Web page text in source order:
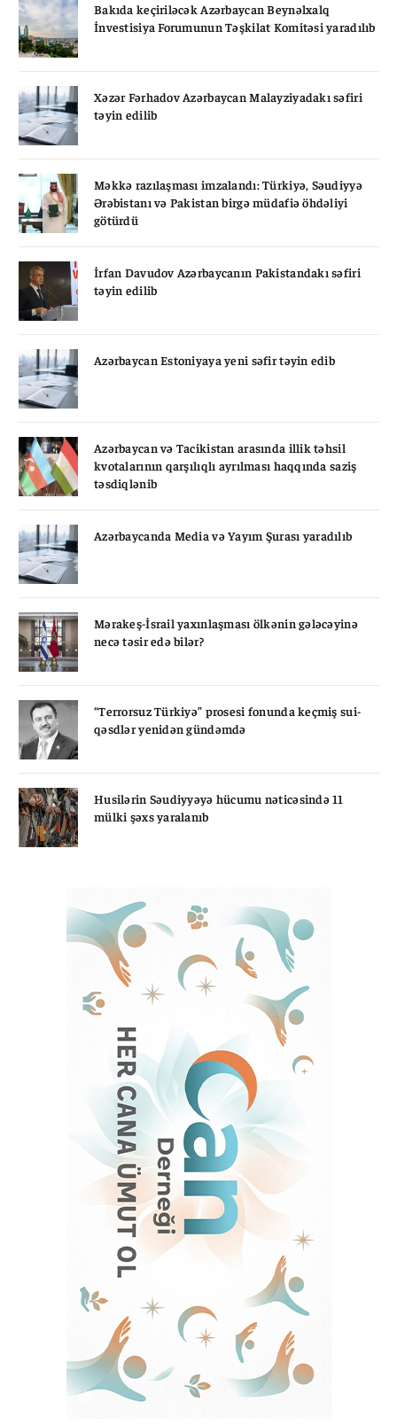
Bakıda keçiriləcək Azərbaycan Beynəlxalq
İnvestisiya Forumunun Təşkilat Komitəsi yaradılıb
Xəzər Fərhadov Azərbaycan Malayziyadakı səfiri
təyin edilib
Məkkə razılaşması imzalandı: Türkiyə, Səudiyyə
Ərəbistanı və Pakistan birgə müdafiə öhdəliyi
götürdü
İrfan Davudov Azərbaycanın Pakistandakı səfiri
təyin edilib
Azərbaycan Estoniyaya yeni səfir təyin edib
Azərbaycan və Tacikistan arasında illik təhsil
kvotalarının qarşılıqlı ayrılması haqqında saziş
təsdiqlənib
Azərbaycanda Media və Yayım Şurası yaradılıb
Mərakeş-İsrail yaxınlaşması ölkənin gələcəyinə
necə təsir edə bilər?
“Terrorsuz Türkiyə” prosesi fonunda keçmiş sui-
qəsdlər yenidən gündəmdə
Husilərin Səudiyyəyə hücumu nəticəsində 11
mülki şəxs yaralanıb